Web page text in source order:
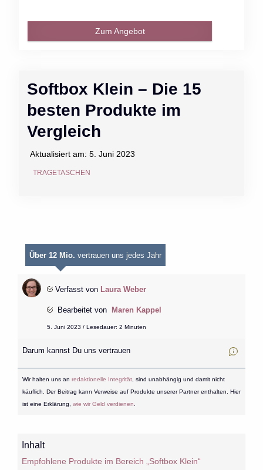
Softbox Klein – Die 15
besten Produkte im
Vergleich
Aktualisiert am: 5. Juni 2023
TRAGETASCHEN
Zum Angebot
Über 12 Mio. vertrauen uns jedes Jahr
Verfasst von Laura Weber
Bearbeitet von Maren Kappel
5. Juni 2023 / Lesedauer: 2 Minuten
Darum kannst Du uns vertrauen
Wir halten uns an redaktionelle Integrität, sind unabhängig und damit nicht
käuflich. Der Beitrag kann Verweise auf Produkte unserer Partner enthalten. Hier
ist eine Erklärung, wie wir Geld verdienen
Inhalt
Empfohlene Produkte im Bereich „Softbox Klein“